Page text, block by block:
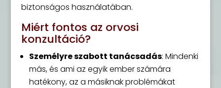
biztonságos használatában.
Miért fontos az orvosi
konzultáció?
Személyre szabott tanácsadás: Mindenki
más, és ami az egyik ember számára
hatékony, az a másiknak problémákat